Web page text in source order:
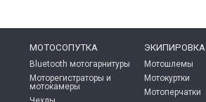
МОТОСОПУТКА
Bluetooth мотогарнитуры
Моторегистраторы и
мотокамеры
ЭКИПИРОВКА
Мотошлемы
Мотокуртки
Мотоперчатки